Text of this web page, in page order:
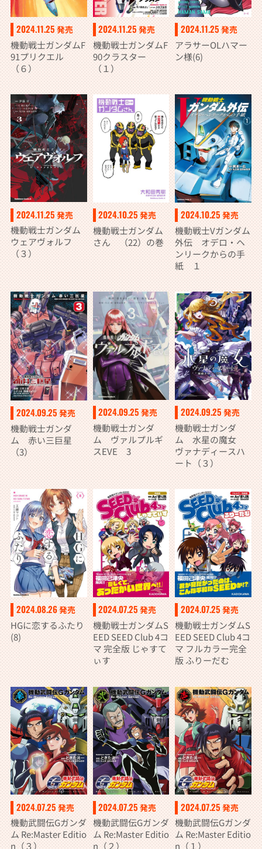
2024.11.25 発売
機動戦士ガンダムF
91プリクエル
（６）
2024.11.25 発売
機動戦士ガンダムF
90クラスター
（１）
2024.11.25 発売
アラサーOLハマー
ン様(6)
2024.11.25 発売
機動戦士ガンダム
ウェアヴォルフ
（３）
2024.10.25 発売
機動戦士ガンダム
さん （22）の巻
2024.10.25 発売
機動戦士Vガンダム
外伝 オデロ・ヘ
ンリークからの手
紙 １
2024.09.25 発売
機動戦士ガンダ
ム 赤い三巨星
（3）
2024.09.25 発売
機動戦士ガンダ
ム ヴァルプルギ
スEVE 3
2024.09.25 発売
機動戦士ガンダ
ム 水星の魔女
ヴァナディースハ
ート（３）
2024.08.26発売
HGに恋するふたり
(8)
2024.07.25 発売
機動戦士ガンダムS
EED SEED Club 4コ
マ 完全版 じゃすて
ぃす
2024.07.25 発売
機動戦士ガンダムS
EED SEED Club 4コ
マ フルカラー完全
版 ふりーだむ
2024.07.25 発売
機動武闘伝Gガンダ
ム Re:Master Editio
n（３）
2024.07.25 発売
機動武闘伝Gガンダ
ム Re:Master Editio
n（２）
2024.07.25 発売
機動武闘伝Gガンダ
ム Re:Master Editio
n（１）